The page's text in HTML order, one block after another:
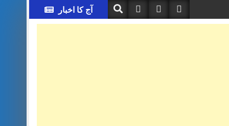
آج کا اخبار